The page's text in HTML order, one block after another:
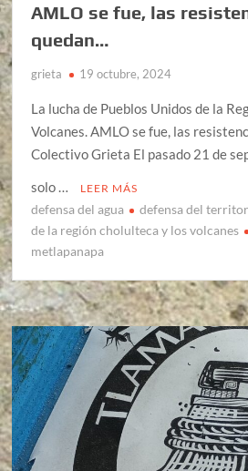
AMLO se fue, las
quedan…
grieta 19 octubre, 2024
La lucha de Pueblos Unidos de la
Volcanes. AMLO se fue, las
Colectivo Grieta El pasado 21 de
solo …
LEER MÁS
defensa del agua defensa del
de la región cholulteca y los volcanes
metlapanapa